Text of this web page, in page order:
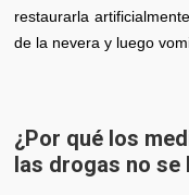
restaurarla
de la nevera y luego
¿Por qué los
las drogas no se